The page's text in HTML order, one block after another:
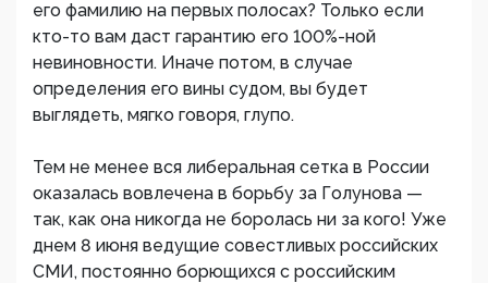
его фамилию на первых полосах? Только если
кто-то вам даст гарантию его 100%-ной
невиновности. Иначе потом, в случае
определения его вины судом, вы будет
выглядеть, мягко говоря, глупо.
Тем не менее вся либеральная сетка в России
оказалась вовлечена в борьбу за Голунова —
так, как она никогда не боролась ни за кого! Уже
днем 8 июня ведущие совестливых российских
СМИ, постоянно борющихся с российским